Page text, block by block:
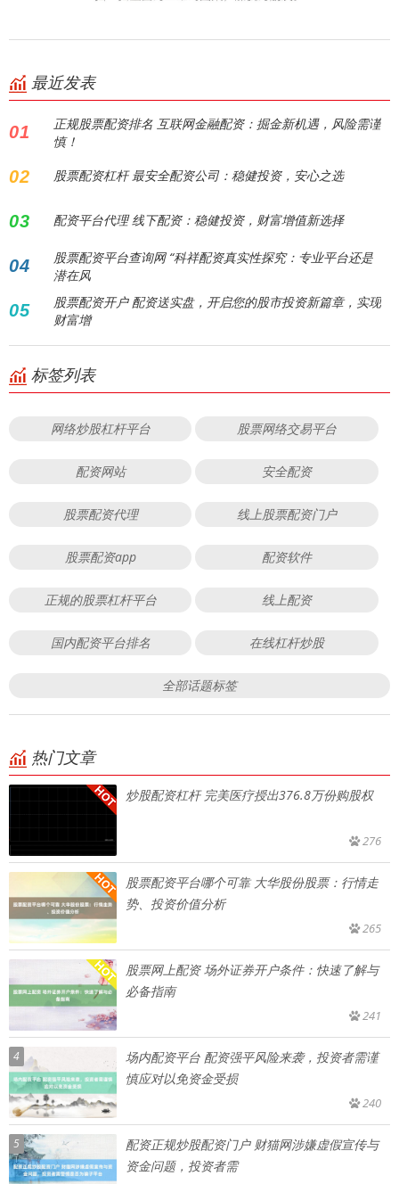
最近发表
01
正规股票配资排名 互联网金融配资：掘金新机遇，风险需谨
慎！
02 股票配资杠杆 最安全配资公司：稳健投资，安心之选
03 配资平台代理 线下配资：稳健投资，财富增值新选择
04
股票配资平台查询网 “科祥配资真实性探究：专业平台还是
潜在风
05
股票配资开户 配资送实盘，开启您的股市投资新篇章，实现
财富增
标签列表
网络炒股杠杆平台 股票网络交易平台
配资网站 安全配资
股票配资代理 线上股票配资门户
股票配资app 配资软件
正规的股票杠杆平台 线上配资
国内配资平台排名 在线杠杆炒股
全部话题标签
热门文章
炒股配资杠杆 完美医疗授出376.8万份购股权
276
股票配资平台哪个可靠 大华股份股票：行情走
势、投资价值分析
265
股票网上配资 场外证券开户条件：快速了解与
必备指南
241
4
场内配资平台 配资强平风险来袭，投资者需谨
慎应对以免资金受损
240
5
配资正规炒股配资门户 财猫网涉嫌虚假宣传与
资金问题，投资者需